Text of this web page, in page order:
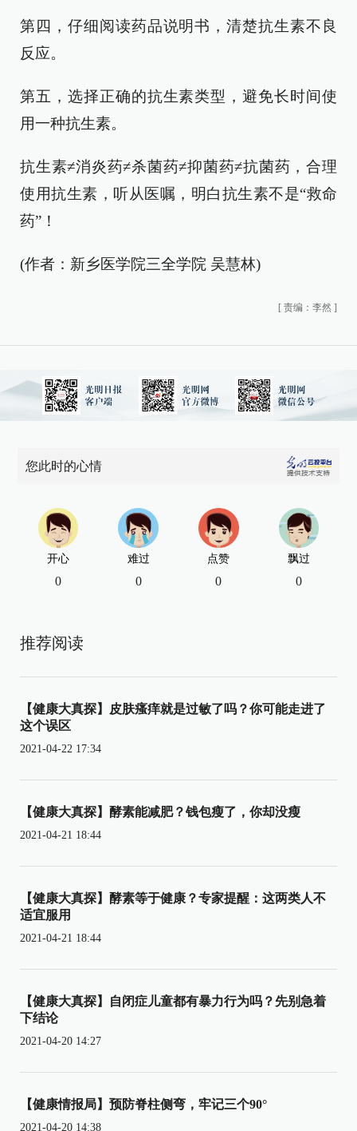
第四，仔细阅读药品说明书，清楚抗生素不良
反应。
第五，选择正确的抗生素类型，避免长时间使
用一种抗生素。
抗生素≠消炎药≠杀菌药≠抑菌药≠抗菌药，合理
使用抗生素，听从医嘱，明白抗生素不是“救命
药”！
(作者：新乡医学院三全学院 吴慧林)
[ 责编：李然 ]
您此时的心情
开心
0
难过
0
点赞
0
飘过
0
推荐阅读
【健康大真探】皮肤瘙痒就是过敏了吗？你可能走进了
这个误区
2021-04-22 17:34
【健康大真探】酵素能减肥？钱包瘦了，你却没瘦
2021-04-21 18:44
【健康大真探】酵素等于健康？专家提醒：这两类人不
适宜服用
2021-04-21 18:44
【健康大真探】自闭症儿童都有暴力行为吗？先别急着
下结论
2021-04-20 14:27
【健康情报局】预防脊柱侧弯，牢记三个90°
2021-04-20 14:38